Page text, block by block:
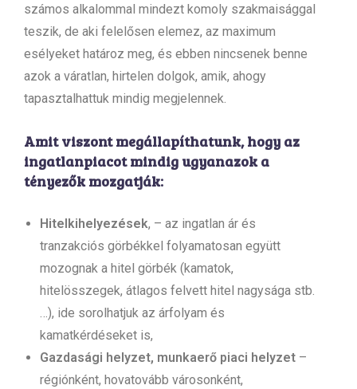
számos alkalommal mindezt komoly szakmaisággal
teszik, de aki felelősen elemez, az maximum
esélyeket határoz meg, és ebben nincsenek benne
azok a váratlan, hirtelen dolgok, amik, ahogy
tapasztalhattuk mindig megjelennek.
Amit viszont megállapíthatunk, hogy az
ingatlanpiacot mindig ugyanazok a
tényezők mozgatják:
Hitelkihelyezések, – az ingatlan ár és
tranzakciós görbékkel folyamatosan együtt
mozognak a hitel görbék (kamatok,
hitelösszegek, átlagos felvett hitel nagysága stb.
…), ide sorolhatjuk az árfolyam és
kamatkérdéseket is,
Gazdasági helyzet, munkaerő piaci helyzet –
régiónként, hovatovább városonként,